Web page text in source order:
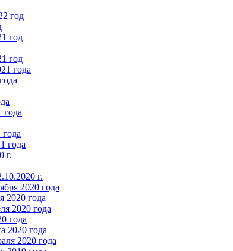
год
год
год
года
года
года
г.
г.
2020 года
года
2020 года
года
2020 года
2020 года